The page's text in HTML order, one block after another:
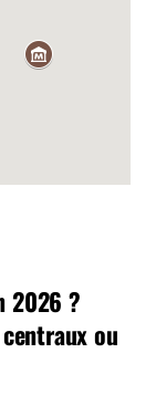
2026 ?
ou